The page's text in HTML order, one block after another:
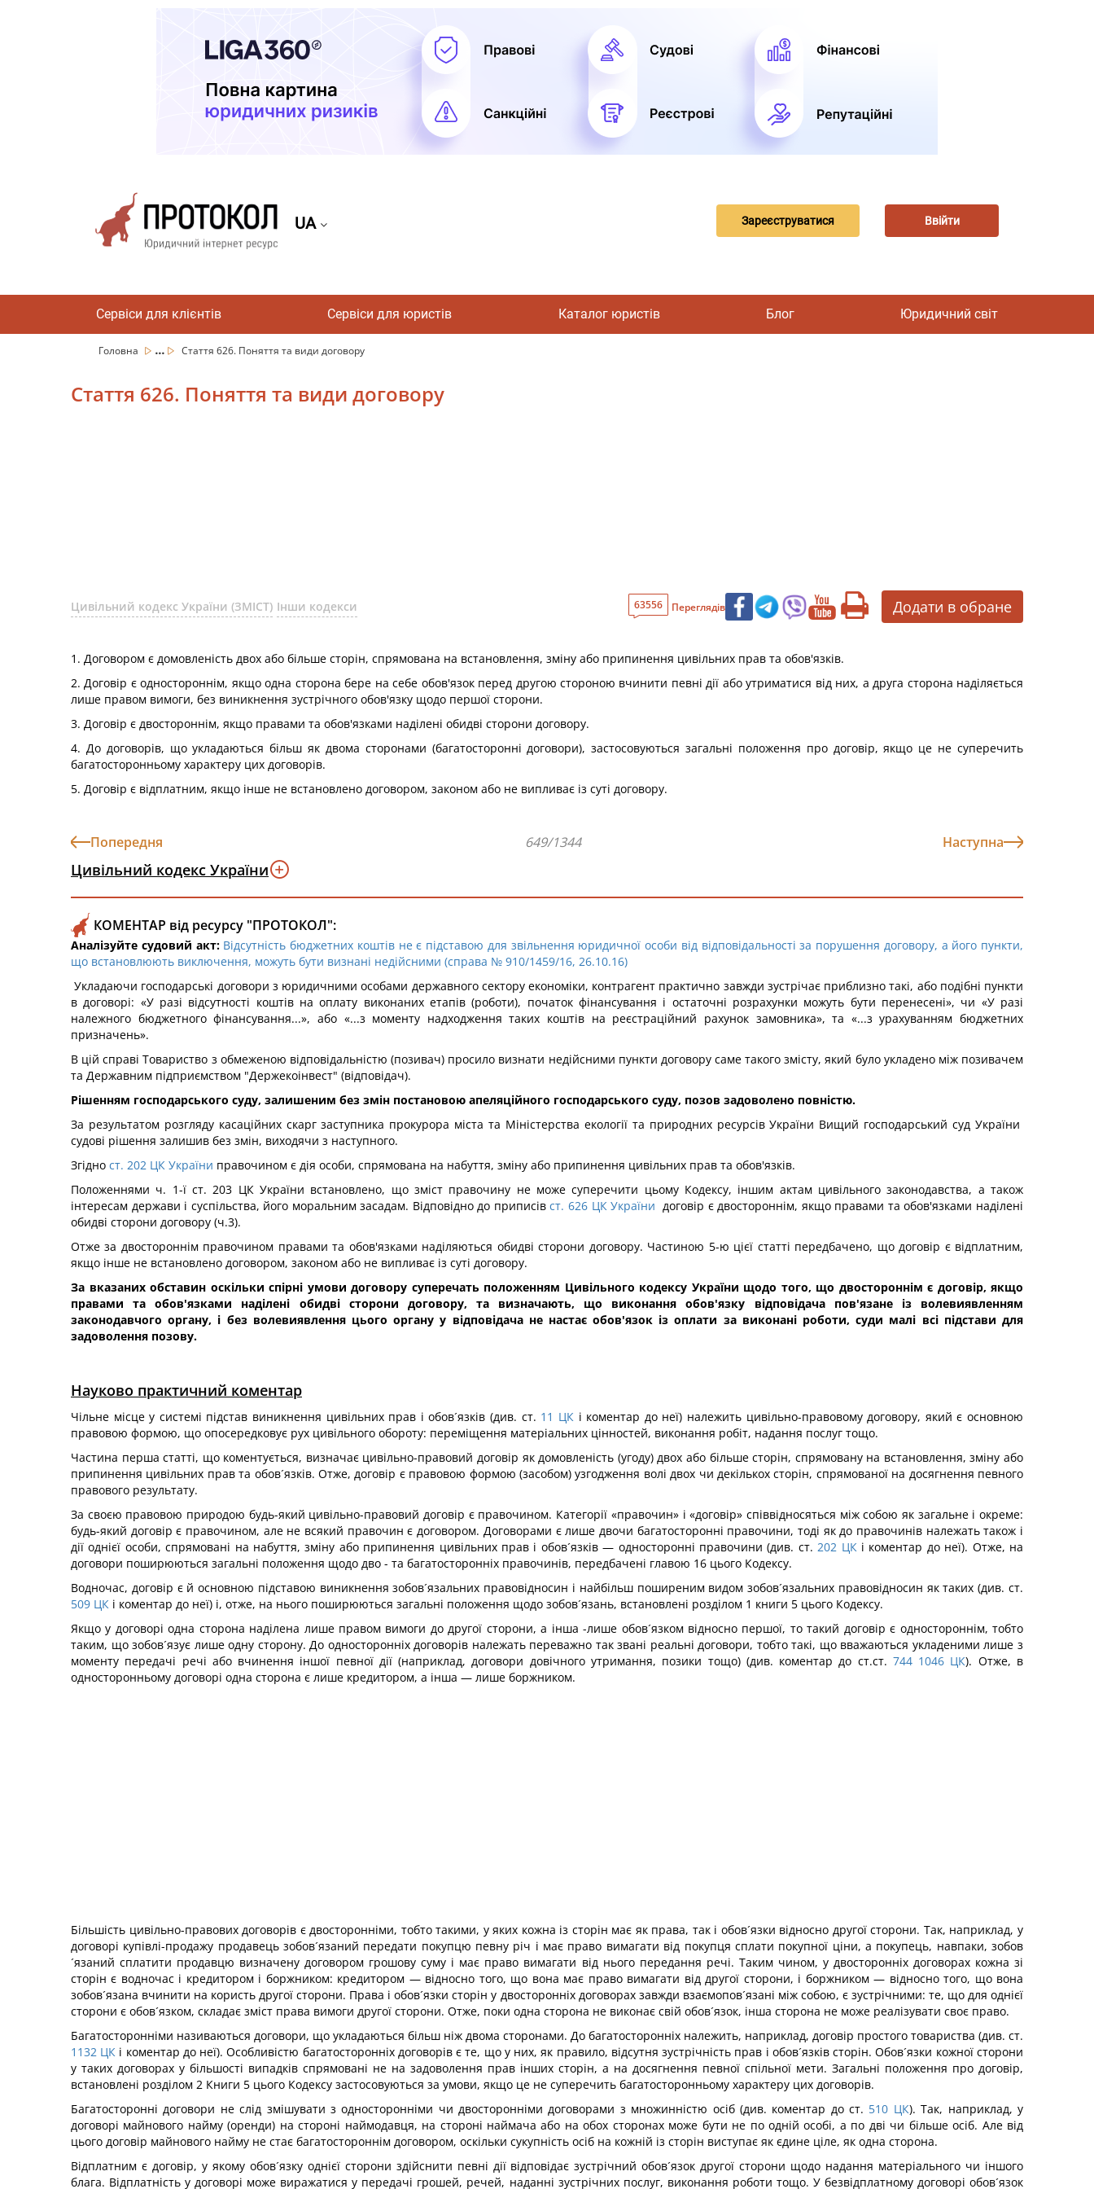
UA Зареєструватися Ввійти
Сервіси для клієнтів Сервіси для юристів Каталог юристів Блог Юридичний світ
Головна ... Стаття 626. Поняття та види договору
Стаття 626. Поняття та види договору
Цивільний кодекс України (ЗМІСТ) Інши кодекси 63556 Переглядів Додати в обране
1. Договором є домовленість двох або більше сторін, спрямована на встановлення, зміну або припинення цивільних прав та обов'язків.
2. Договір є одностороннім, якщо одна сторона бере на себе обов'язок перед другою стороною вчинити певні дії або утриматися від них, а друга сторона наділяється
лише правом вимоги, без виникнення зустрічного обов'язку щодо першої сторони.
3. Договір є двостороннім, якщо правами та обов'язками наділені обидві сторони договору.
4. До договорів, що укладаються більш як двома сторонами (багатосторонні договори), застосовуються загальні положення про договір, якщо це не суперечить
багатосторонньому характеру цих договорів.
5. Договір є відплатним, якщо інше не встановлено договором, законом або не випливає із суті договору.
Попередня 649/1344 Наступна
Цивільний кодекс України
КОМЕНТАР від ресурсу "ПРОТОКОЛ":
Аналізуйте судовий акт: Відсутність бюджетних коштів не є підставою для звільнення юридичної особи від відповідальності за порушення договору, а його пункти,
що встановлюють виключення, можуть бути визнані недійсними (справа № 910/1459/16, 26.10.16)
Укладаючи господарські договори з юридичними особами державного сектору економіки, контрагент практично завжди зустрічає приблизно такі, або подібні пункти
в договорі: «У разі відсутності коштів на оплату виконаних етапів (роботи), початок фінансування і остаточні розрахунки можуть бути перенесені», чи «У разі
належного бюджетного фінансування...», або «...з моменту надходження таких коштів на реєстраційний рахунок замовника», та «...з урахуванням бюджетних
призначень».
В цій справі Товариство з обмеженою відповідальністю (позивач) просило визнати недійсними пункти договору саме такого змісту, який було укладено між позивачем
та Державним підприємством "Держекоінвест" (відповідач).
Рішенням господарського суду, залишеним без змін постановою апеляційного господарського суду, позов задоволено повністю.
За результатом розгляду касаційних скарг заступника прокурора міста та Міністерства екології та природних ресурсів України Вищий господарський суд України
судові рішення залишив без змін, виходячи з наступного.
Згідно ст. 202 ЦК України правочином є дія особи, спрямована на набуття, зміну або припинення цивільних прав та обов'язків.
Положеннями ч. 1-ї ст. 203 ЦК України встановлено, що зміст правочину не може суперечити цьому Кодексу, іншим актам цивільного законодавства, а також
інтересам держави і суспільства, його моральним засадам. Відповідно до приписівст. 626 ЦК України договір є двостороннім, якщо правами та обов'язками наділені
обидві сторони договору (ч.3).
Отже за двостороннім правочином правами та обов'язками наділяються обидві сторони договору. Частиною 5-ю цієї статті передбачено, що договір є відплатним,
якщо інше не встановлено договором, законом або не випливає із суті договору.
За вказаних обставин оскільки спірні умови договору суперечать положенням Цивільного кодексу України щодо того, що двостороннім є договір, якщо
правами та обов'язками наділені обидві сторони договору, та визначають, що виконання обов'язку відповідача пов'язане із волевиявленням
законодавчого органу, і без волевиявлення цього органу у відповідача не настає обов'язок із оплати за виконані роботи, суди малі всі підстави для
задоволення позову.
Науково практичний коментар
Чільне місце у системі підстав виникнення цивільних прав і обов´язків (див. ст. 11 ЦКі коментар до неї) належить цивільно-правовому договору, який є основною
правовою формою, що опосередковує рух цивільного обороту: переміщення матеріальних цінностей, виконання робіт, надання послуг тощо.
Частина перша статті, що коментується, визначає цивільно-правовий договір як домовленість (угоду) двох або більше сторін, спрямовану на встановлення, зміну або
припинення цивільних прав та обов´язків. Отже, договір є правовою формою (засобом) узгодження волі двох чи декількох сторін, спрямованої на досягнення певного
правового результату.
За своєю правовою природою будь-який цивільно-правовий договір є правочином. Категорії «правочин» і «договір» співвідносяться між собою як загальне і окреме:
будь-який договір є правочином, але не всякий правочин є договором. Договорами є лише двочи багатосторонні правочини, тоді як до правочинів належать також і
дії однієї особи, спрямовані на набуття, зміну або припинення цивільних прав і обов´язків — односторонні правочини (див. ст. 202 ЦКі коментар до неї). Отже, на
договори поширюються загальні положення щодо дво - та багатосторонніх правочинів, передбачені главою 16 цього Кодексу.
Водночас, договір є й основною підставою виникнення зобов´язальних правовідносин і найбільш поширеним видом зобов´язальних правовідносин як таких (див. ст.
509 ЦК і коментар до неї) і, отже, на нього поширюються загальні положення щодо зобов´язань, встановлені розділом 1 книги 5 цього Кодексу.
Якщо у договорі одна сторона наділена лише правом вимоги до другої сторони, а інша -лише обов´язком відносно першої, то такий договір є одностороннім, тобто
таким, що зобов´язує лише одну сторону. До односторонніх договорів належать переважно так звані реальні договори, тобто такі, що вважаються укладеними лише з
моменту передачі речі або вчинення іншої певної дії (наприклад, договори довічного утримання, позики тощо) (див. коментар до ст.ст. 744 1046 ЦК). Отже, в
односторонньому договорі одна сторона є лише кредитором, а інша — лише боржником.
Більшість цивільно-правових договорів є двосторонніми, тобто такими, у яких кожна із сторін має як права, так і обов´язки відносно другої сторони. Так, наприклад, у
договорі купівлі-продажу продавець зобов´язаний передати покупцю певну річ і має право вимагати від покупця сплати покупної ціни, а покупець, навпаки, зобов
´язаний сплатити продавцю визначену договором грошову суму і має право вимагати від нього передання речі. Таким чином, у двосторонніх договорах кожна зі
сторін є водночас і кредитором і боржником: кредитором — відносно того, що вона має право вимагати від другої сторони, і боржником — відносно того, що вона
зобов´язана вчинити на користь другої сторони. Права і обов´язки сторін у двосторонніх договорах завжди взаємопов´язані між собою, є зустрічними: те, що для однієї
сторони є обов´язком, складає зміст права вимоги другої сторони. Отже, поки одна сторона не виконає свій обов´язок, інша сторона не може реалізувати своє право.
Багатосторонніми називаються договори, що укладаються більш ніж двома сторонами. До багатосторонніх належить, наприклад, договір простого товариства (див. ст.
1132 ЦК і коментар до неї). Особливістю багатосторонніх договорів є те, що у них, як правило, відсутня зустрічність прав і обов´язків сторін. Обов´язки кожної сторони
у таких договорах у більшості випадків спрямовані не на задоволення прав інших сторін, а на досягнення певної спільної мети. Загальні положення про договір,
встановлені розділом 2 Книги 5 цього Кодексу застосовуються за умови, якщо це не суперечить багатосторонньому характеру цих договорів.
Багатосторонні договори не слід змішувати з односторонніми чи двосторонніми договорами з множинністю осіб (див. коментар до ст. 510 ЦК). Так, наприклад, у
договорі майнового найму (оренди) на стороні наймодавця, на стороні наймача або на обох сторонах може бути не по одній особі, а по дві чи більше осіб. Але від
цього договір майнового найму не стає багатостороннім договором, оскільки сукупність осіб на кожній із сторін виступає як єдине ціле, як одна сторона.
Відплатним є договір, у якому обов´язку однієї сторони здійснити певні дії відповідає зустрічний обов´язок другої сторони щодо надання матеріального чи іншого
блага. Відплатність у договорі може виражатися у передачі грошей, речей, наданні зустрічних послуг, виконання роботи тощо. У безвідплатному договорі обов´язок